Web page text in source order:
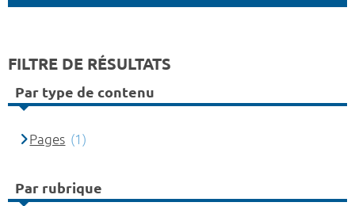
FILTRE DE RÉSULTATS
Par type de contenu
Pages (1)
Par rubrique